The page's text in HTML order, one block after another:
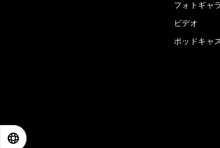
フォトギャ
ビデオ
ポッドキャ